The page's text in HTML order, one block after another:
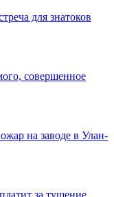
для знатоков
совершенное
на заводе в Улан-
за тушение